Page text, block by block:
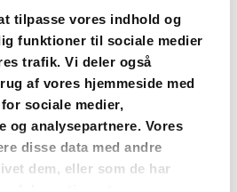
tilpasse vores indhold og
funktioner til sociale medier
trafik. Vi deler også
af vores hjemmeside med
sociale medier,
og analysepartnere. Vores
disse data med andre
dem, eller som de har
også kunne
lide...